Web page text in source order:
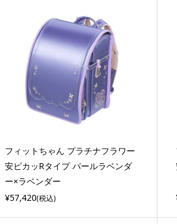
フィットちゃん プラチナフラワー
安ピカッRタイプ パールラベンダ
ー×ラベンダー
¥57,420(税込)